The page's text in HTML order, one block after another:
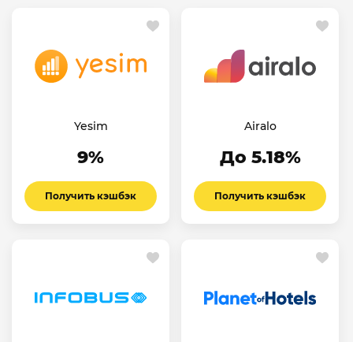
Yesim
9%
Получить кэшбэк
Airalo
До 5.18%
Получить кэшбэк